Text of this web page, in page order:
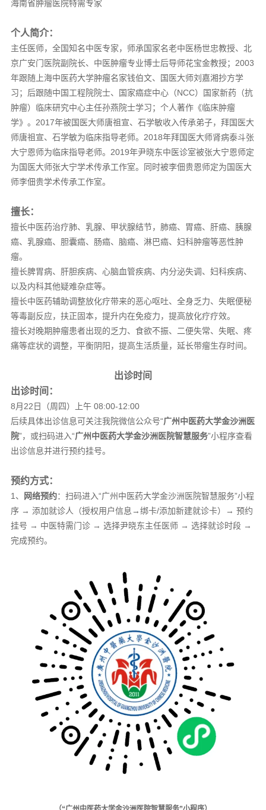
海南省肿瘤医院特需专家
个人简介：
主任医师，全国知名中医专家，师承国家名老中医杨世忠教授、北
京广安门医院副院长、中医肿瘤专业博士后导师花宝金教授；2003
年跟随上海中医药大学肿瘤名家钱伯文、国医大师刘嘉湘抄方学
习；后跟随中国工程院院士、国家癌症中心（NCC）国家新药（抗
肿瘤）临床研究中心主任孙燕院士学习；个人著作《临床肿瘤
学》。2017年被国医大师唐祖宣、石学敏收入传承弟子，拜国医大
师唐祖宣、石学敏为临床指导老师。2018年拜国医大师肾病泰斗张
大宁恩师为临床指导老师。2019年尹晓东中医诊室被张大宁恩师定
为国医大师张大宁学术传承工作室。同时被李佃贵恩师定为国医大
师李佃贵学术传承工作室。
擅长：
擅长中医药治疗肺、乳腺、甲状腺结节，肺癌、胃癌、肝癌、胰腺
癌、乳腺癌、胆囊癌、肠癌、脑癌、淋巴癌、妇科肿瘤等恶性肿
瘤。
擅长脾胃病、肝胆疾病、心脑血管疾病、内分泌失调、妇科疾病、
以及内科其他疑难杂症等。
擅长中医药辅助调整放化疗带来的恶心呕吐、全身乏力、失眠便秘
等毒副反应，扶正固本，提升内在免疫力，提高放化疗疗效。
擅长对晚期肿瘤患者出现的乏力、食欲不振、二便失常、失眠、疼
痛等症状的调整，平衡阴阳，提高生活质量，延长带瘤生存时间。
出诊时间
出诊时间：
8月22日（周四）上午 08:00-12:00
后续具体出诊信息可关注我院微信公众号“广州中医药大学金沙洲医
院”，或扫码进入“广州中医药大学金沙洲医院智慧服务”小程序查看
出诊信息并进行预约挂号。
预约方式：
1、 网络预约：扫码进入“广州中医药大学金沙洲医院智慧服务”小程
序 → 添加就诊人（授权用户信息→绑卡/添加新建就诊卡）→ 预约
挂号 → 中医特需门诊 → 选择尹晓东主任医师 → 选择就诊时段 →
完成预约。